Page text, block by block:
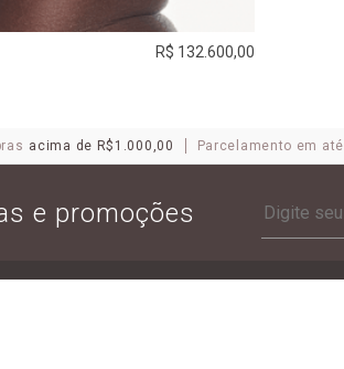
R$ 132.600,00
acima de R$1.000,00 Parcelamento em até
e promoções